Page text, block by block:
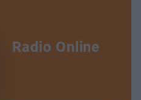
Radio Online